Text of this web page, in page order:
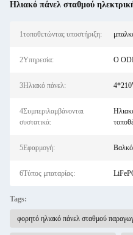
Ηλιακό πάνελ σταθμού
1τοποθετώντας υποστήριξη:
2Υπηρεσία: Ο
3Ηλιακό πάνελ:
4Συμπεριλαμβάνονται
συστατικά:
5Εφαρμογή:
6Τύπος μπαταρίας:
Tags:
φορητό ηλιακό πάνελ σταθμού